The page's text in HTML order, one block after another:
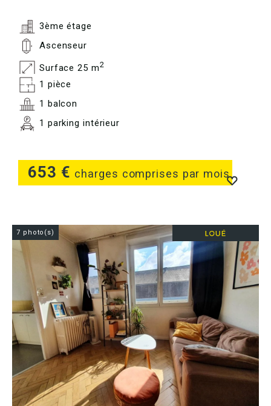
653 € charges comprises par mois
3ème étage
Ascenseur
Surface 25 m2
1 pièce
1 balcon
1 parking intérieur
7 photo(s)